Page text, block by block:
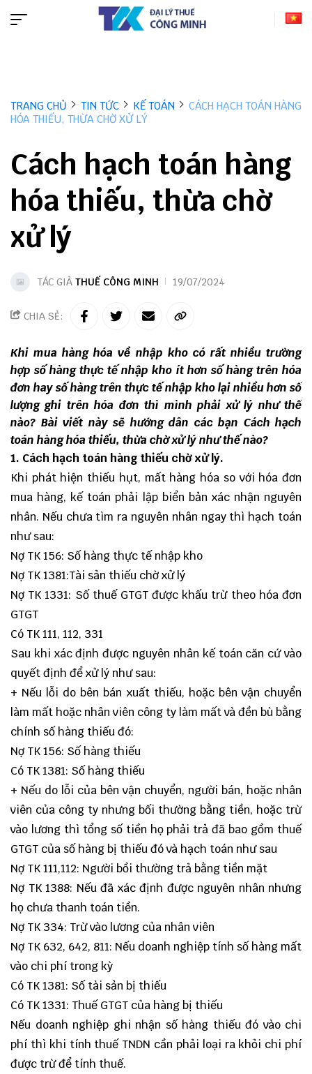
TRANG CHỦ TIN TỨC KẾ TOÁN
CÁCH HẠCH TOÁN HÀNG
HÓA THIẾU, THỪA CHỜ XỬ LÝ
Cách hạch toán hàng
hóa thiếu, thừa chờ
xử lý
TÁC GIẢ THUẾ CÔNG MINH 19/07/2024
CHIA SẺ:
Khi mua hàng hóa về nhập kho có rất nhiều trường
hợp số hàng thực tế nhập kho ít hơn số hàng trên hóa
đơn hay số hàng trên thực tế nhập kho lại nhiều hơn số
lượng ghi trên hóa đơn thì mình phải xử lý như thế
nào? Bài viết này sẽ hướng dân các bạn Cách hạch
toán hàng hóa thiếu, thừa chờ xử lý như thế nào?
1. Cách hạch toán hàng thiếu chờ xử lý.
Khi phát hiện thiếu hụt, mất hàng hóa so với hóa đơn
mua hàng, kế toán phải lập biển bản xác nhận nguyên
nhân. Nếu chưa tìm ra nguyên nhân ngay thì hạch toán
như sau:
Nợ TK 156: Số hàng thực tế nhập kho
Nợ TK 1381:Tài sản thiếu chờ xử lý
Nợ TK 1331: Số thuế GTGT được khấu trừ theo hóa đơn
GTGT
Có TK 111, 112, 331
Sau khi xác định được nguyên nhân kế toán căn cứ vào
quyết định để xử lý như sau:
+ Nếu lỗi do bên bán xuất thiếu, hoặc bên vận chuyển
làm mất hoặc nhân viên công ty làm mất và đền bù bằng
chính số hàng thiếu đó:
Nợ TK 156: Số hàng thiếu
Có TK 1381: Số hàng thiếu
+ Nếu do lỗi của bên vận chuyển, người bán, hoặc nhân
viên của công ty nhưng bối thường bằng tiền, hoặc trừ
vào lương thì tổng số tiền họ phải trả đã bao gồm thuế
GTGT của số hàng bị thiếu đó và hạch toán như sau
Nợ TK 111,112: Người bồi thường trả bằng tiền mặt
Nợ TK 1388: Nếu đã xác định được nguyên nhân nhưng
họ chưa thanh toán tiền.
Nợ TK 334: Trừ vào lương của nhân viên
Nợ TK 632, 642, 811: Nếu doanh nghiệp tính số hàng mất
vào chi phí trong kỳ
Có TK 1381: Số tài sản bị thiếu
Có TK 1331: Thuế GTGT của hàng bị thiếu
Nếu doanh nghiệp ghi nhận số hàng thiếu đó vào chi
phí thì khi tính thuế TNDN cần phải loại ra khỏi chi phí
được trừ để tính thuế.